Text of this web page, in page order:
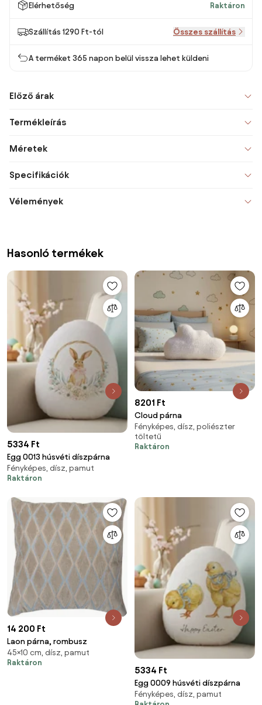
Elérhetőség Raktáron
Szállítás 1290 Ft-tól Összes szállítás
A terméket 365 napon belül vissza lehet küldeni
Előző árak
Termékleírás
Méretek
Specifikációk
Vélemények
Hasonló termékek
5334 Ft
Egg 0013 húsvéti díszpárna
Fényképes, dísz, pamut
Raktáron
8201 Ft
Cloud párna
Fényképes, dísz, poliészter
töltetű
Raktáron
14 200 Ft
Laon párna, rombusz
45×10 cm, dísz, pamut
Raktáron
5334 Ft
Egg 0009 húsvéti díszpárna
Fényképes, dísz, pamut